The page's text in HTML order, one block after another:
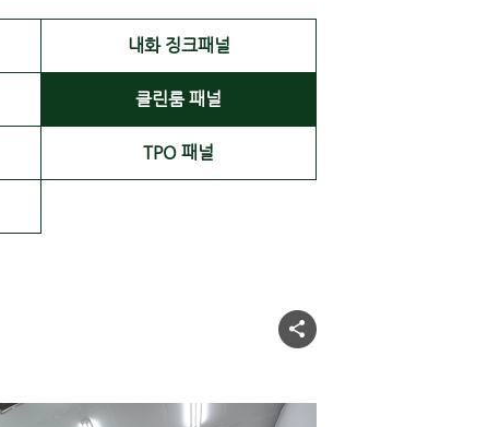
내화 징크패널
클린룸 패널
TPO 패널